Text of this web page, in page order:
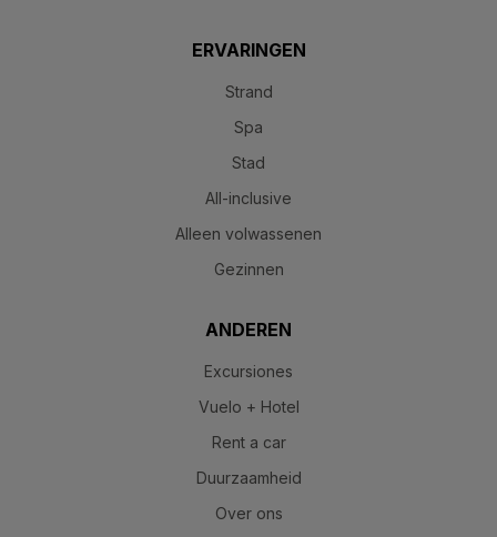
ERVARINGEN
Strand
Spa
Stad
All-inclusive
Alleen volwassenen
Gezinnen
ANDEREN
Excursiones
Vuelo + Hotel
Rent a car
Duurzaamheid
Over ons